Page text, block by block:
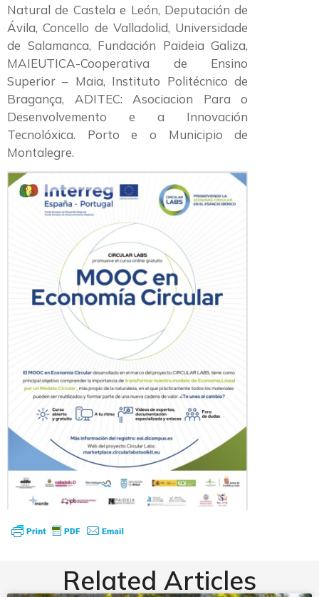
Natural de Castela e León, Deputación de
Ávila, Concello de Valladolid, Universidade
de Salamanca, Fundación Paideia Galiza,
MAIEUTICA-Cooperativa de Ensino
Superior – Maia, Instituto Politécnico de
Bragança, ADITEC: Asociacion Para o
Desenvolvemento e a Innovación
Tecnolóxica. Porto e o Municipio de
Montalegre.
Related Articles